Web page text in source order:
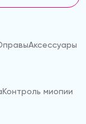
Аксессуары
Контроль миопии